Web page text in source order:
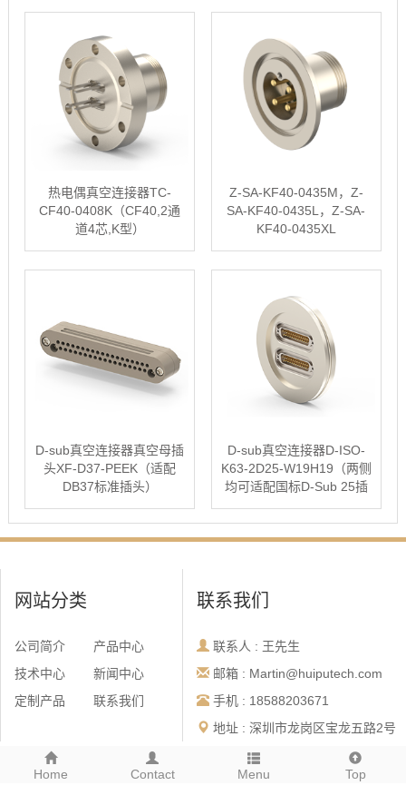
热电偶真空连接器TC-
CF40-0408K（CF40,2通
道4芯,K型）
Z-SA-KF40-0435M，Z-
SA-KF40-0435L，Z-SA-
KF40-0435XL
D-sub真空连接器真空母插
头XF-D37-PEEK（适配
DB37标准插头）
D-sub真空连接器D-ISO-
K63-2D25-W19H19（两侧
均可适配国标D-Sub 25插
Home Contact Menu Top
网站分类
公司简介
产品中心
技术中心
新闻中心
定制产品
联系我们
联系我们
联系人 : 王先生
邮箱 : Martin@huiputech.com
手机 : 18588203671
地址 : 深圳市龙岗区宝龙五路2号
尚荣科技园F栋三楼